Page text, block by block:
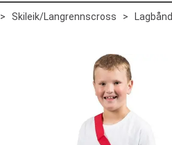
> Skileik/Langrennscross > Lagbånd